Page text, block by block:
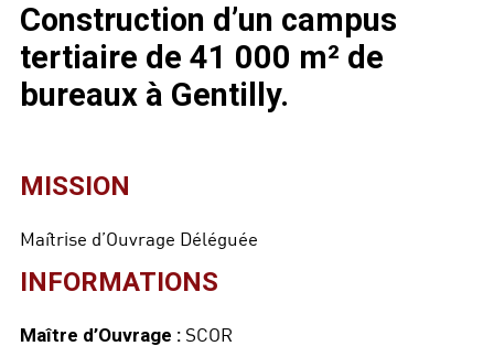
Construction d’un campus
tertiaire de 41 000 m² de
bureaux à Gentilly.
MISSION
Maîtrise d’Ouvrage Déléguée
INFORMATIONS
Maître d’Ouvrage : SCOR